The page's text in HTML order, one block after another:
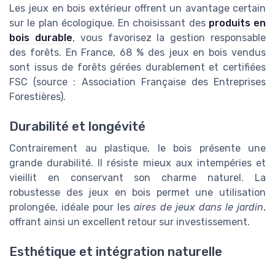
Les jeux en bois extérieur offrent un avantage certain
sur le plan écologique. En choisissant des produits en
bois durable, vous favorisez la gestion responsable
des forêts. En France, 68 % des jeux en bois vendus
sont issus de forêts gérées durablement et certifiées
FSC (source : Association Française des Entreprises
Forestières).
Durabilité et longévité
Contrairement au plastique, le bois présente une
grande durabilité. Il résiste mieux aux intempéries et
vieillit en conservant son charme naturel. La
robustesse des jeux en bois permet une utilisation
prolongée, idéale pour lesaires de jeux dans le jardin,
offrant ainsi un excellent retour sur investissement.
Esthétique et intégration naturelle